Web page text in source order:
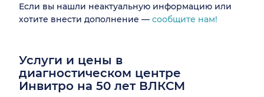
Если вы нашли неактуальную информацию или
хотите внести дополнение — сообщите нам!
Услуги и цены в
диагностическом центре
Инвитро на 50 лет ВЛКСМ